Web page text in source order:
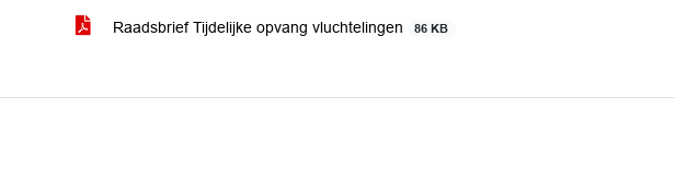
Raadsbrief Tijdelijke opvang vluchtelingen 86 KB